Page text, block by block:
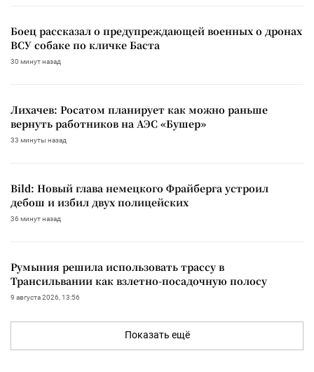
Боец рассказал о предупреждающей военных о дронах
ВСУ собаке по кличке Баста
30 минут назад
Лихачев: Росатом планирует как можно раньше
вернуть работников на АЭС «Бушер»
33 минуты назад
Bild: Новый глава немецкого Фрайберга устроил
дебош и избил двух полицейских
36 минут назад
Румыния решила использовать трассу в
Трансильвании как взлетно-посадочную полосу
9 августа 2026, 13:56
Показать ещё